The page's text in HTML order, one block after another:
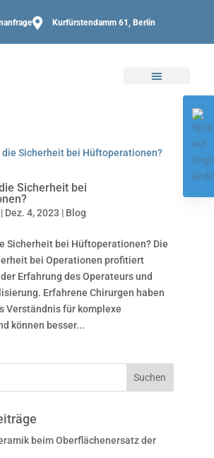
Kurfürstendamm 61, Berlin
Sicherheit bei
Dez. 4, 2023 | Blog
Sicherheit bei Hüftoperationen? Die
bei Operationen profitiert
Erfahrung des Operateurs und
Erfahrene Chirurgen haben
Verständnis für komplexe
können besser...
beim Oberflächenersatz der